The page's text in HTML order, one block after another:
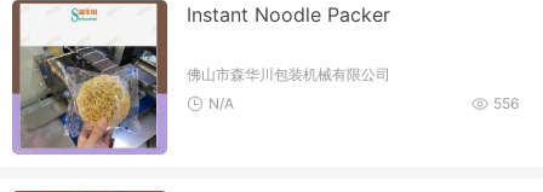
Instant Noodle Packer
佛山市森华川包装机械有限公司
556
N/A